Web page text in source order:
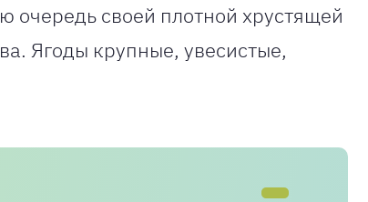
очередь своей плотной хрустящей
Ягоды крупные, увесистые,